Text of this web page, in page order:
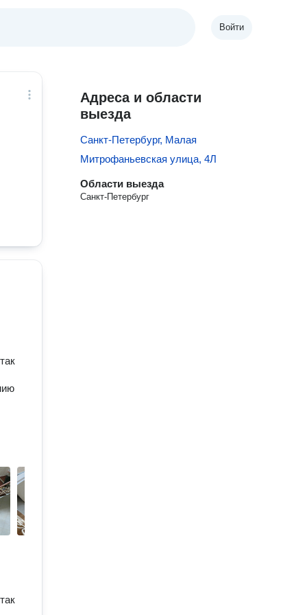
Войти
Адреса и области
выезда
Санкт-Петербург, Малая
Митрофаньевская улица, 4Л
Области выезда
Санкт-Петербург